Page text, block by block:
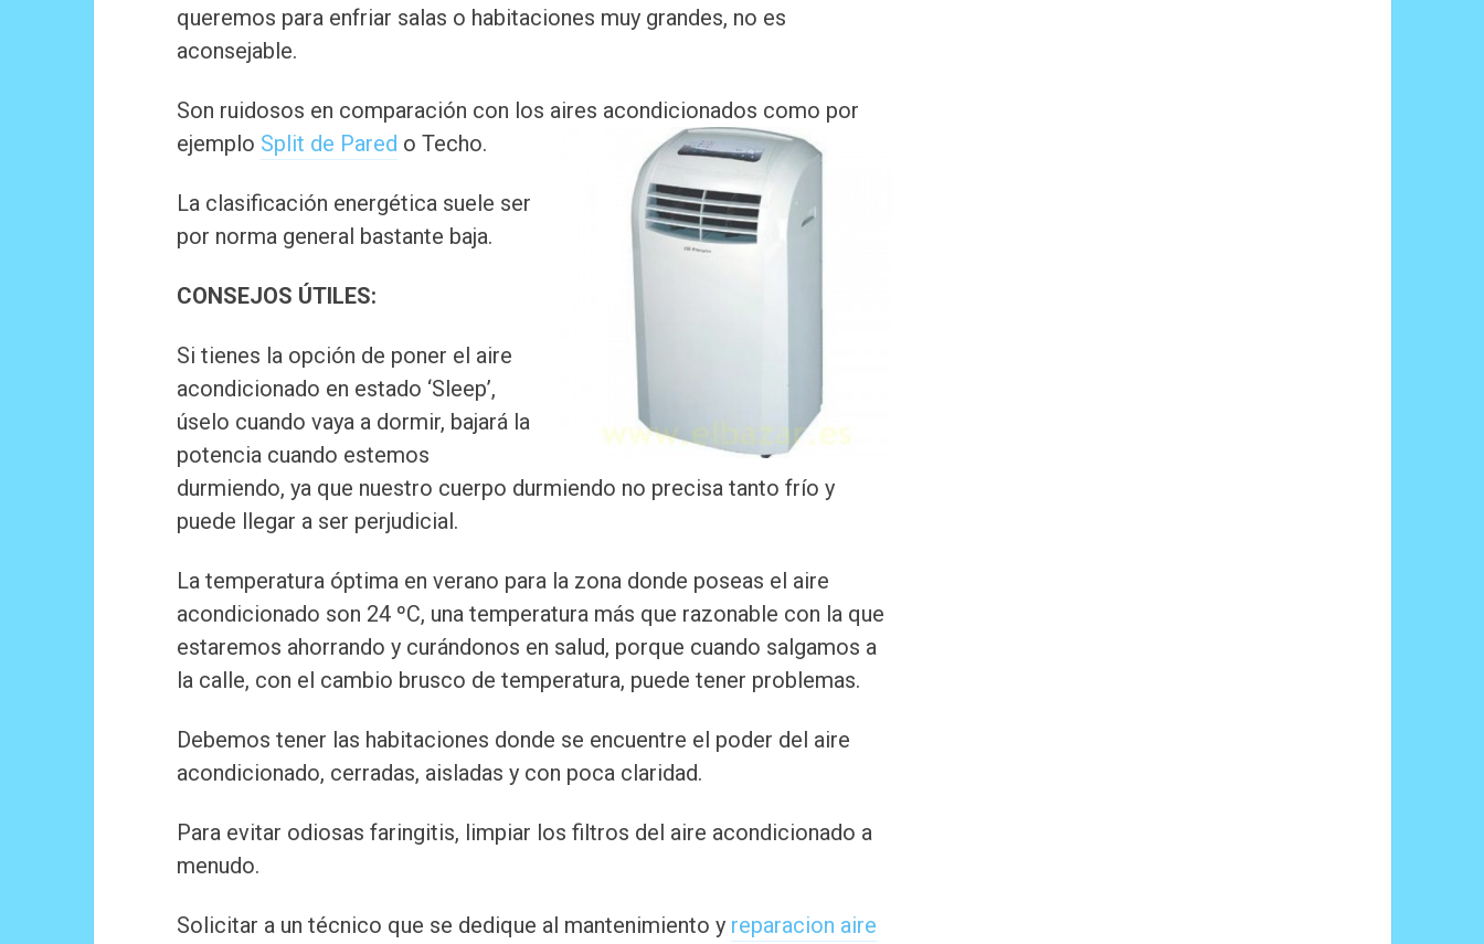
queremos para enfriar salas o habitaciones muy grandes, no es
aconsejable.
Son ruidosos en comparación con los aires acondicionados como por
ejemplo Split de Pared o Techo.
La clasificación energética suele ser
por norma general bastante baja.
CONSEJOS ÚTILES:
Si tienes la opción de poner el aire
acondicionado en estado ‘Sleep’,
úselo cuando vaya a dormir, bajará la
potencia cuando estemos
durmiendo, ya que nuestro cuerpo durmiendo no precisa tanto frío y
puede llegar a ser perjudicial.
La temperatura óptima en verano para la zona donde poseas el aire
acondicionado son 24 ºC, una temperatura más que razonable con la que
estaremos ahorrando y curándonos en salud, porque cuando salgamos a
la calle, con el cambio brusco de temperatura, puede tener problemas.
Debemos tener las habitaciones donde se encuentre el poder del aire
acondicionado, cerradas, aisladas y con poca claridad.
Para evitar odiosas faringitis, limpiar los filtros del aire acondicionado a
menudo.
Solicitar a un técnico que se dedique al mantenimiento y reparacion aire